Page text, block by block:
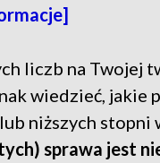
liczb na Twojej
wiedzieć, jakie
niższych stopni
sprawa jest